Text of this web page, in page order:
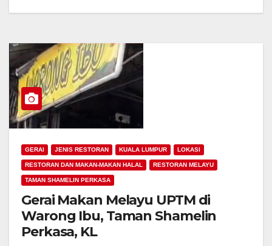
GERAI JENIS RESTORAN KUALA LUMPUR LOKASI
RESTORAN DAN MAKAN-MAKAN HALAL RESTORAN MELAYU
TAMAN SHAMELIN PERKASA
Gerai Makan Melayu UPTM di
Warong Ibu, Taman Shamelin
Perkasa, KL